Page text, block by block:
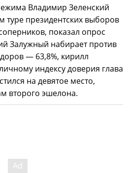
Владимир Зеленский
туре президентских выборов
показал опрос
Залужный набирает против
— 63,8%, кирилл
индексу доверия глава
на девятое место,
второго эшелона.